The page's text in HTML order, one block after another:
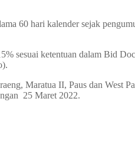
60 hari kalender sejak
sesuai ketentuan dalam Bid
Maratua II, Paus dan West
25 Maret 2022.